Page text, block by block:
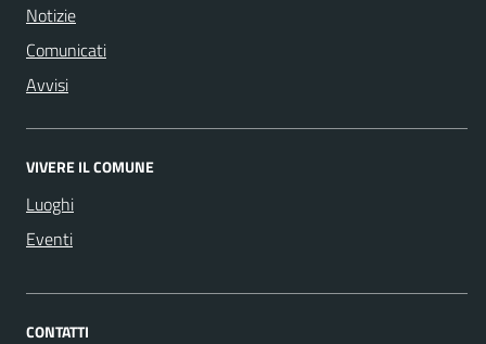
Notizie
Comunicati
Avvisi
VIVERE IL COMUNE
Luoghi
Eventi
CONTATTI